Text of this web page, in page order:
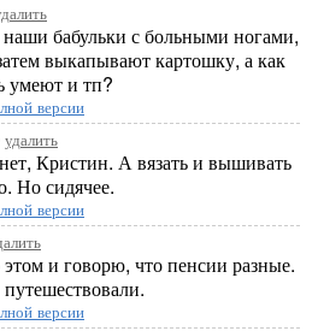
бабульки с больными ногами,
выкапывают картошку, а как
умеют и тп?
версии
удалить
Кристин. А вязать и вышивать
Но сидячее.
версии
и говорю, что пенсии разные.
версии